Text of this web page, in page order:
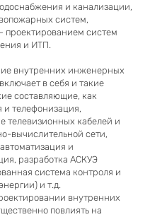
и канализации,
систем,
проектированием систем
и ИТП.
внутренних инженерных
в себя и такие
составляющие, как
и телефонизация,
телевизионных кабелей и
вычислительной сети,
и
разработка АСКУЭ
система контроля и
и т.д.
внутренних
повлиять на